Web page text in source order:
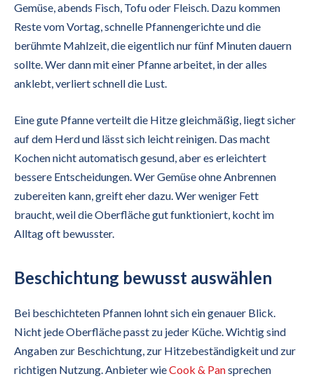
Gemüse, abends Fisch, Tofu oder Fleisch. Dazu kommen
Reste vom Vortag, schnelle Pfannengerichte und die
berühmte Mahlzeit, die eigentlich nur fünf Minuten dauern
sollte. Wer dann mit einer Pfanne arbeitet, in der alles
anklebt, verliert schnell die Lust.
Eine gute Pfanne verteilt die Hitze gleichmäßig, liegt sicher
auf dem Herd und lässt sich leicht reinigen. Das macht
Kochen nicht automatisch gesund, aber es erleichtert
bessere Entscheidungen. Wer Gemüse ohne Anbrennen
zubereiten kann, greift eher dazu. Wer weniger Fett
braucht, weil die Oberfläche gut funktioniert, kocht im
Alltag oft bewusster.
Beschichtung bewusst auswählen
Bei beschichteten Pfannen lohnt sich ein genauer Blick.
Nicht jede Oberfläche passt zu jeder Küche. Wichtig sind
Angaben zur Beschichtung, zur Hitzebeständigkeit und zur
richtigen Nutzung. Anbieter wieCook & Pansprechen